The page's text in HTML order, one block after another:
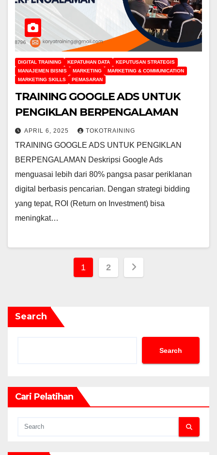
DIGITAL TRAINING KEPATUHAN DATA
KEPUTUSAN STRATEGIS
MANAJEMEN BISNIS
MARKETING
MARKETING & COMMUNICATION
MARKETING SKILLS
PEMASARAN
TRAINING GOOGLE ADS UNTUK
PENGIKLAN BERPENGALAMAN
APRIL 6, 2025 TOKOTRAINING
TRAINING GOOGLE ADS UNTUK PENGIKLAN
BERPENGALAMAN Deskripsi Google Ads
menguasai lebih dari 80% pangsa pasar periklanan
digital berbasis pencarian. Dengan strategi bidding
yang tepat, ROI (Return on Investment) bisa
meningkat…
Posts
1 2
Search
Search
Cari Pelatihan